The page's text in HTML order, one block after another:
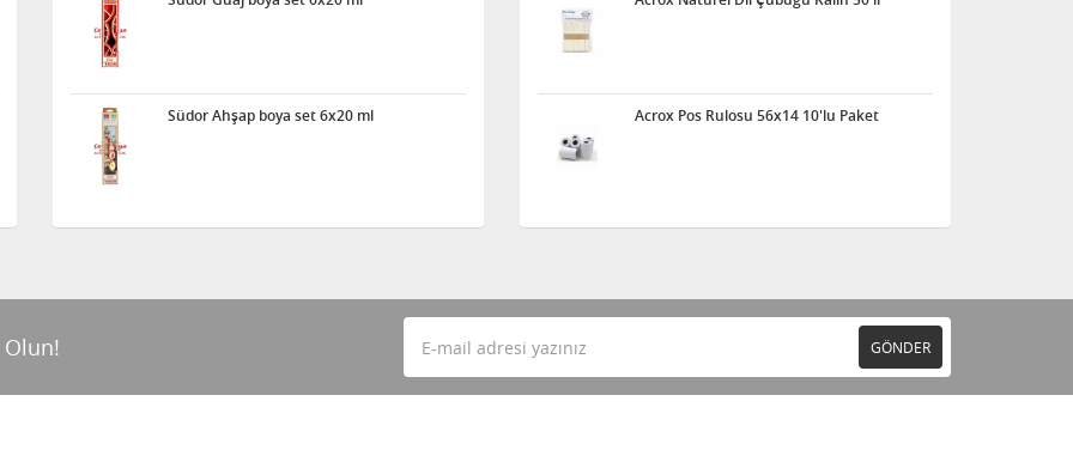
Südor Ahşap boya set 6x20 ml Acrox Pos Rulosu 56x14 10'lu Paket
GÖNDER